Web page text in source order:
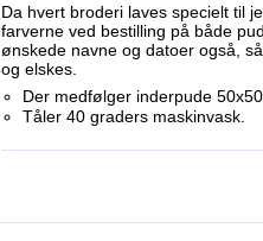
Da hvert broderi laves specielt til
farverne ved bestilling på både
ønskede navne og datoer også,
og elskes.
Der medfølger inderpude 50x50
Tåler 40 graders maskinvask.